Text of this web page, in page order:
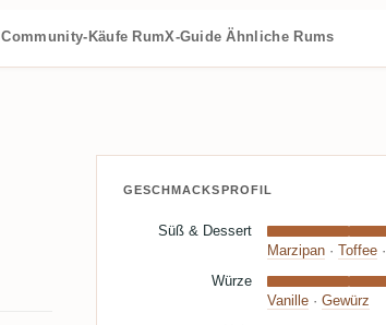
Community-Käufe RumX-Guide Ähnliche Rums
GESCHMACKSPROFIL
Süß & Dessert
Marzipan· Toffee·
Würze
Vanille· Gewürz